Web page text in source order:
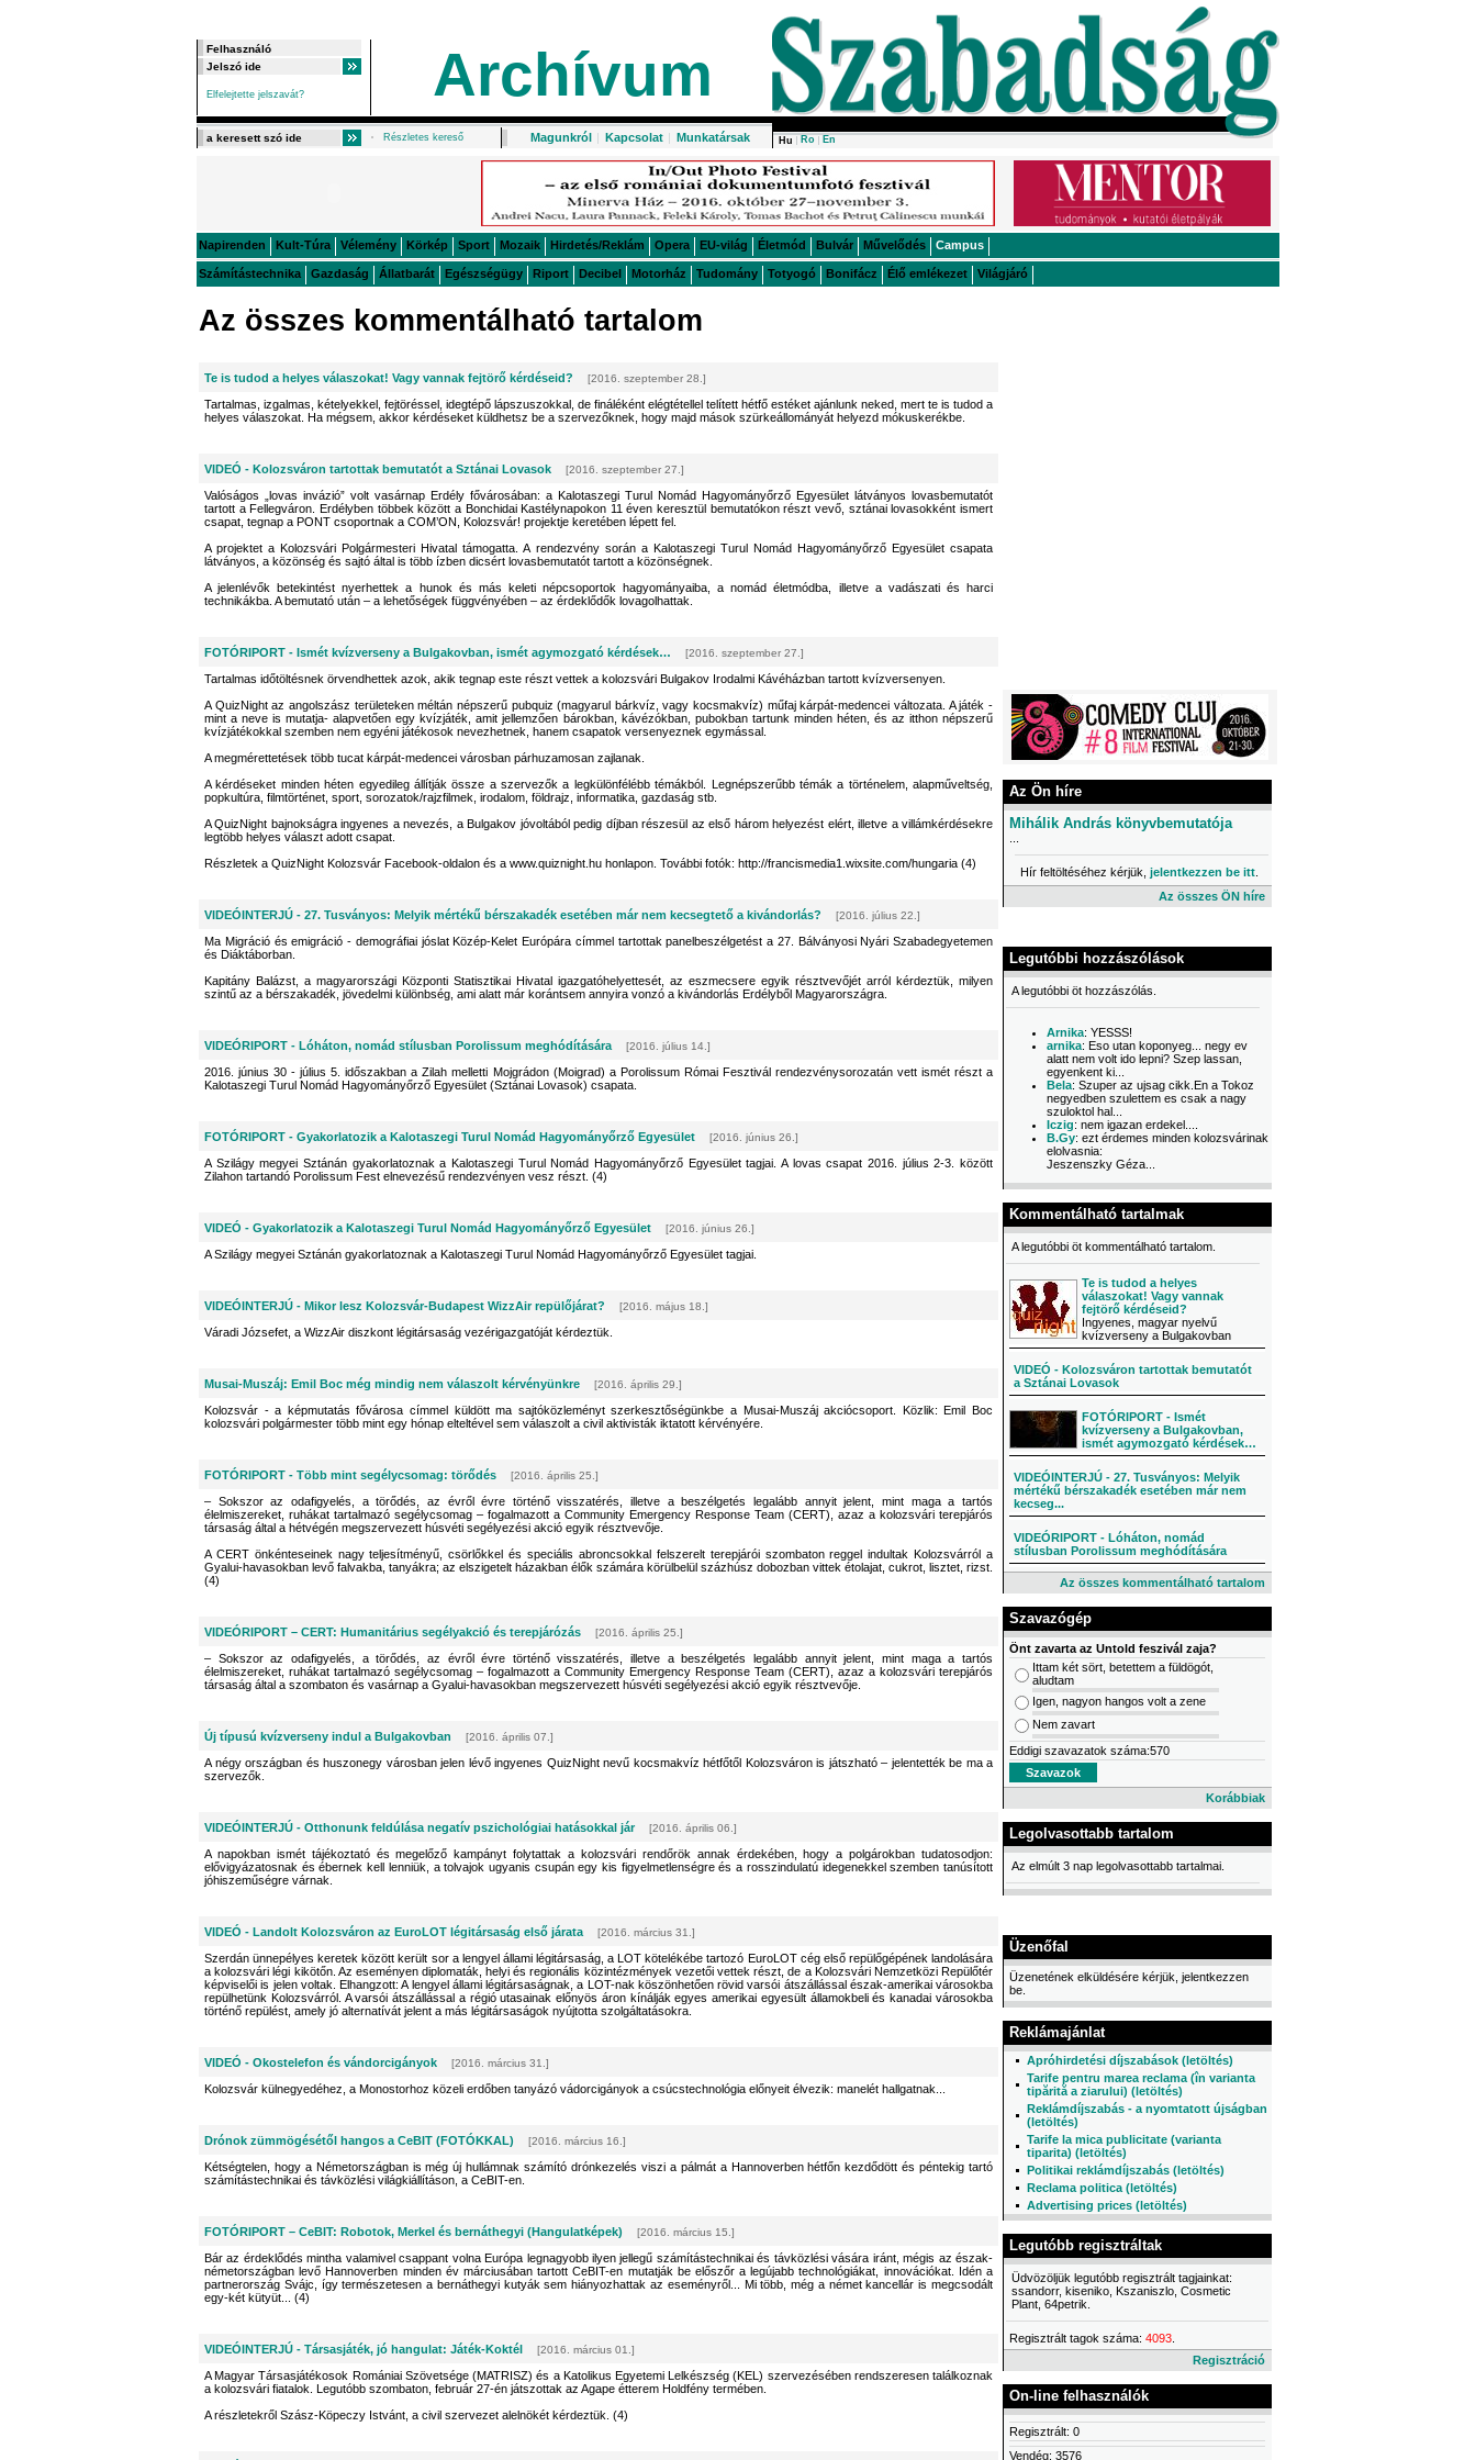
Elfelejtette jelszavát? Archívum
Részletes kereső Magunkról | Kapcsolat | Munkatársak Hu Ro En
Napirenden Kult-Túra Vélemény Körkép Sport Mozaik Hirdetés/Reklám Opera EU-világ Életmód Bulvár Művelődés Campus
Számítástechnika Gazdaság Állatbarát Egészségügy Riport Decibel Motorház Tudomány Totyogó Bonifácz Élő emlékezet Világjáró
Az összes kommentálható tartalom
Te is tudod a helyes válaszokat! Vagy vannak fejtörő kérdéseid? [2016. szeptember 28.]
Tartalmas, izgalmas, kételyekkel, fejtöréssel, idegtépő lápszuszokkal, de fináléként elégtétellel telített hétfő estéket ajánlunk neked, mert te is tudod a
helyes válaszokat. Ha mégsem, akkor kérdéseket küldhetsz be a szervezőknek, hogy majd mások szürkeállományát helyezd mókuskerékbe.
VIDEÓ - Kolozsváron tartottak bemutatót a Sztánai Lovasok [2016. szeptember 27.]
Valóságos „lovas invázió” volt vasárnap Erdély fővárosában: a Kalotaszegi Turul Nomád Hagyományőrző Egyesület látványos lovasbemutatót
tartott a Fellegváron. Erdélyben többek között a Bonchidai Kastélynapokon 11 éven keresztül bemutatókon részt vevő, sztánai lovasokként ismert
csapat, tegnap a PONT csoportnak a COM’ON, Kolozsvár! projektje keretében lépett fel.
A projektet a Kolozsvári Polgármesteri Hivatal támogatta. A rendezvény során a Kalotaszegi Turul Nomád Hagyományőrző Egyesület csapata
látványos, a közönség és sajtó által is több ízben dicsért lovasbemutatót tartott a közönségnek.
A jelenlévők betekintést nyerhettek a hunok és más keleti népcsoportok hagyományaiba, a nomád életmódba, illetve a vadászati és harci
technikákba. A bemutató után – a lehetőségek függvényében – az érdeklődők lovagolhattak.
FOTÓRIPORT - Ismét kvízverseny a Bulgakovban, ismét agymozgató kérdések… [2016. szeptember 27.]
Tartalmas időtöltésnek örvendhettek azok, akik tegnap este részt vettek a kolozsvári Bulgakov Irodalmi Kávéházban tartott kvízversenyen.
A QuizNight az angolszász területeken méltán népszerű pubquiz (magyarul bárkvíz, vagy kocsmakvíz) műfaj kárpát-medencei változata. A játék -
mint a neve is mutatja- alapvetően egy kvízjáték, amit jellemzően bárokban, kávézókban, pubokban tartunk minden héten, és az itthon népszerű
kvízjátékokkal szemben nem egyéni játékosok nevezhetnek, hanem csapatok versenyeznek egymással.
A megmérettetések több tucat kárpát-medencei városban párhuzamosan zajlanak.
A kérdéseket minden héten egyedileg állítják össze a szervezők a legkülönfélébb témákból. Legnépszerűbb témák a történelem, alapműveltség,
popkultúra, filmtörténet, sport, sorozatok/rajzfilmek, irodalom, földrajz, informatika, gazdaság stb.
A QuizNight bajnokságra ingyenes a nevezés, a Bulgakov jóvoltából pedig díjban részesül az első három helyezést elért, illetve a villámkérdésekre
legtöbb helyes választ adott csapat.
Részletek a QuizNight Kolozsvár Facebook-oldalon és a www.quiznight.hu honlapon. További fotók: http://francismedia1.wixsite.com/hungaria (4)
VIDEÓINTERJÚ - 27. Tusványos: Melyik mértékű bérszakadék esetében már nem kecsegtető a kivándorlás? [2016. július 22.]
Ma Migráció és emigráció - demográfiai jóslat Közép-Kelet Európára címmel tartottak panelbeszélgetést a 27. Bálványosi Nyári Szabadegyetemen
és Diáktáborban.
Kapitány Balázst, a magyarországi Központi Statisztikai Hivatal igazgatóhelyettesét, az eszmecsere egyik résztvevőjét arról kérdeztük, milyen
szintű az a bérszakadék, jövedelmi különbség, ami alatt már korántsem annyira vonzó a kivándorlás Erdélyből Magyarországra.
VIDEÓRIPORT - Lóháton, nomád stílusban Porolissum meghódítására [2016. július 14.]
2016. június 30 - július 5. időszakban a Zilah melletti Mojgrádon (Moigrad) a Porolissum Római Fesztivál rendezvénysorozatán vett ismét részt a
Kalotaszegi Turul Nomád Hagyományőrző Egyesület (Sztánai Lovasok) csapata.
FOTÓRIPORT - Gyakorlatozik a Kalotaszegi Turul Nomád Hagyományőrző Egyesület [2016. június 26.]
A Szilágy megyei Sztánán gyakorlatoznak a Kalotaszegi Turul Nomád Hagyományőrző Egyesület tagjai. A lovas csapat 2016. július 2-3. között
Zilahon tartandó Porolissum Fest elnevezésű rendezvényen vesz részt. (4)
VIDEÓ - Gyakorlatozik a Kalotaszegi Turul Nomád Hagyományőrző Egyesület [2016. június 26.]
A Szilágy megyei Sztánán gyakorlatoznak a Kalotaszegi Turul Nomád Hagyományőrző Egyesület tagjai.
VIDEÓINTERJÚ - Mikor lesz Kolozsvár-Budapest WizzAir repülőjárat? [2016. május 18.]
Váradi Józsefet, a WizzAir diszkont légitársaság vezérigazgatóját kérdeztük.
Musai-Muszáj: Emil Boc még mindig nem válaszolt kérvényünkre [2016. április 29.]
Kolozsvár - a képmutatás fővárosa címmel küldött ma sajtóközleményt szerkesztőségünkbe a Musai-Muszáj akciócsoport. Közlik: Emil Boc
kolozsvári polgármester több mint egy hónap elteltével sem válaszolt a civil aktivisták iktatott kérvényére.
FOTÓRIPORT - Több mint segélycsomag: törődés [2016. április 25.]
– Sokszor az odafigyelés, a törődés, az évről évre történő visszatérés, illetve a beszélgetés legalább annyit jelent, mint maga a tartós
élelmiszereket, ruhákat tartalmazó segélycsomag – fogalmazott a Community Emergency Response Team (CERT), azaz a kolozsvári terepjárós
társaság által a hétvégén megszervezett húsvéti segélyezési akció egyik résztvevője.
A CERT önkénteseinek nagy teljesítményű, csörlőkkel és speciális abroncsokkal felszerelt terepjárói szombaton reggel indultak Kolozsvárról a
Gyalui-havasokban levő falvakba, tanyákra; az elszigetelt házakban élők számára körülbelül százhúsz dobozban vittek étolajat, cukrot, lisztet, rizst.
(4)
VIDEÓRIPORT – CERT: Humanitárius segélyakció és terepjárózás [2016. április 25.]
– Sokszor az odafigyelés, a törődés, az évről évre történő visszatérés, illetve a beszélgetés legalább annyit jelent, mint maga a tartós
élelmiszereket, ruhákat tartalmazó segélycsomag – fogalmazott a Community Emergency Response Team (CERT), azaz a kolozsvári terepjárós
társaság által a szombaton és vasárnap a Gyalui-havasokban megszervezett húsvéti segélyezési akció egyik résztvevője.
Új típusú kvízverseny indul a Bulgakovban [2016. április 07.]
A négy országban és huszonegy városban jelen lévő ingyenes QuizNight nevű kocsmakvíz hétfőtől Kolozsváron is játszható – jelentették be ma a
szervezők.
VIDEÓINTERJÚ - Otthonunk feldúlása negatív pszichológiai hatásokkal jár [2016. április 06.]
A napokban ismét tájékoztató és megelőző kampányt folytattak a kolozsvári rendőrök annak érdekében, hogy a polgárokban tudatosodjon:
elővigyázatosnak és ébernek kell lenniük, a tolvajok ugyanis csupán egy kis figyelmetlenségre és a rosszindulatú idegenekkel szemben tanúsított
jóhiszeműségre várnak.
VIDEÓ - Landolt Kolozsváron az EuroLOT légitársaság első járata [2016. március 31.]
Szerdán ünnepélyes keretek között került sor a lengyel állami légitársaság, a LOT kötelékébe tartozó EuroLOT cég első repülőgépének landolására
a kolozsvári légi kikötőn. Az eseményen diplomaták, helyi és regionális közintézmények vezetői vettek részt, de a Kolozsvári Nemzetközi Repülőtér
képviselői is jelen voltak. Elhangzott: A lengyel állami légitársaságnak, a LOT-nak köszönhetően rövid varsói átszállással észak-amerikai városokba
repülhetünk Kolozsvárról. A varsói átszállással a régió utasainak előnyös áron kínálják egyes amerikai egyesült államokbeli és kanadai városokba
történő repülést, amely jó alternatívát jelent a más légitársaságok nyújtotta szolgáltatásokra.
VIDEÓ - Okostelefon és vándorcigányok [2016. március 31.]
Kolozsvár külnegyedéhez, a Monostorhoz közeli erdőben tanyázó vádorcigányok a csúcstechnológia előnyeit élvezik: manelét hallgatnak...
Drónok zümmögésétől hangos a CeBIT (FOTÓKKAL) [2016. március 16.]
Kétségtelen, hogy a Németországban is még új hullámnak számító drónkezelés viszi a pálmát a Hannoverben hétfőn kezdődött és péntekig tartó
számítástechnikai és távközlési világkiállításon, a CeBIT-en.
FOTÓRIPORT – CeBIT: Robotok, Merkel és bernáthegyi (Hangulatképek) [2016. március 15.]
Bár az érdeklődés mintha valamivel csappant volna Európa legnagyobb ilyen jellegű számítástechnikai és távközlési vására iránt, mégis az észak-
németországban levő Hannoverben minden év márciusában tartott CeBIT-en mutatják be előszőr a legújabb technológiákat, innovációkat. Idén a
partnerország Svájc, így természetesen a bernáthegyi kutyák sem hiányozhattak az eseményről... Mi több, még a német kancellár is megcsodált
egy-két kütyüt... (4)
VIDEÓINTERJÚ - Társasjáték, jó hangulat: Játék-Koktél [2016. március 01.]
A Magyar Társasjátékosok Romániai Szövetsége (MATRISZ) és a Katolikus Egyetemi Lelkészség (KEL) szervezésében rendszeresen találkoznak
a kolozsvári fiatalok. Legutóbb szombaton, február 27-én játszottak az Agape étterem Holdfény termében.
A részletekről Szász-Köpeczy Istvánt, a civil szervezet alelnökét kérdeztük. (4)
Az Ön híre
Mihálik András könyvbemutatója
Hír feltöltéséhez kérjük, jelentkezzen be itt
Az összes ÖN híre
Legutóbbi hozzászólások
A legutóbbi öt hozzászólás.
Arnika: YESSS!
arnika: Eso utan koponyeg... negy ev
alatt nem volt ido lepni? Szep lassan,
egyenkent ki...
Bela: Szuper az ujsag cikk.En a Tokoz
negyedben szulettem es csak a nagy
szuloktol hal...
Iczig: nem igazan erdekel....
B.Gy: ezt érdemes minden kolozsvárinak
elolvasnia:
Jeszenszky Géza...
Kommentálható tartalmak
A legutóbbi öt kommentálható tartalom.
Te is tudod a helyes
válaszokat! Vagy vannak
fejtörő kérdéseid?
Ingyenes, magyar nyelvű
kvízverseny a Bulgakovban
VIDEÓ - Kolozsváron tartottak bemutatót
a Sztánai Lovasok
FOTÓRIPORT - Ismét
kvízverseny a Bulgakovban,
ismét agymozgató kérdések…
VIDEÓINTERJÚ - 27. Tusványos: Melyik
mértékű bérszakadék esetében már nem
kecseg...
VIDEÓRIPORT - Lóháton, nomád
stílusban Porolissum meghódítására
Az összes kommentálható tartalom
Szavazógép
Önt zavarta az Untold feszivál zaja?
Ittam két sört, betettem a füldögót,
aludtam
Igen, nagyon hangos volt a zene
Nem zavart
Eddigi szavazatok száma:570
Korábbiak
Legolvasottabb tartalom
Az elmúlt 3 nap legolvasottabb tartalmai.
Üzenőfal
Üzenetének elküldésére kérjük, jelentkezzen
be.
Reklámajánlat
Apróhirdetési díjszabások (letöltés)
Tarife pentru marea reclama (în varianta
tipărită a ziarului) (letöltés)
Reklámdíjszabás - a nyomtatott újságban
(letöltés)
Tarife la mica publicitate (varianta
tiparita) (letöltés)
Politikai reklámdíjszabás (letöltés)
Reclama politica (letöltés)
Advertising prices (letöltés)
Legutóbb regisztráltak
Üdvözöljük legutóbb regisztrált tagjainkat:
ssandorr, kiseniko, Kszaniszlo, Cosmetic
Plant, 64petrik.
Regisztrált tagok száma: 4093
Regisztráció
On-line felhasználók
Regisztrált: 0
Vendég: 3576